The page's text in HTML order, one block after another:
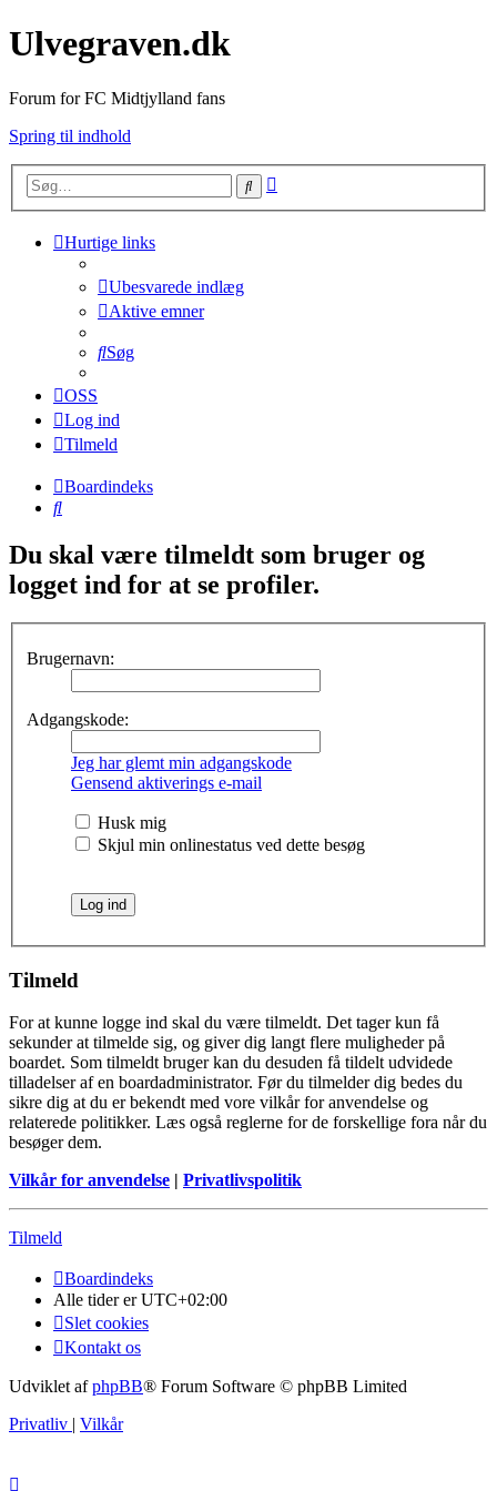
Ulvegraven.dk
Forum for FC Midtjylland fans
Spring til indhold
Søg
Hurtige links
Ubesvarede indlæg
Aktive emner
Søg
OSS
Log ind
Tilmeld
Boardindeks
Søg
Du skal være tilmeldt som bruger og
logget ind for at se profiler.
Brugernavn:
Adgangskode:
Jeg har glemt min adgangskode
Gensend aktiverings e-mail
Husk mig
Skjul min onlinestatus ved dette besøg
Tilmeld
For at kunne logge ind skal du være tilmeldt. Det tager kun få
sekunder at tilmelde sig, og giver dig langt flere muligheder på
boardet. Som tilmeldt bruger kan du desuden få tildelt udvidede
tilladelser af en boardadministrator. Før du tilmelder dig bedes du
sikre dig at du er bekendt med vore vilkår for anvendelse og
relaterede politikker. Læs også reglerne for de forskellige fora når du
besøger dem.
Vilkår for anvendelse | Privatlivspolitik
Tilmeld
Boardindeks
Alle tider erUTC+02:00
Slet cookies
Kontakt os
Udviklet afphpBB® Forum Software © phpBB Limited
Privatliv | Vilkår